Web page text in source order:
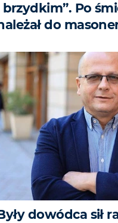
brzydkim”. Po
do
dowódca sił